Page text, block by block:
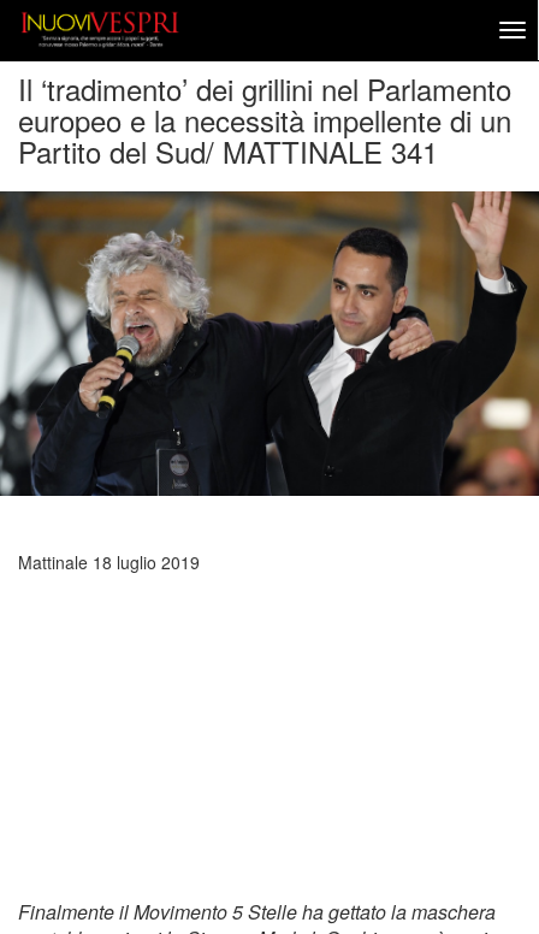
Il ‘tradimento’ dei grillini nel Parlamento
europeo e la necessità impellente di un
Partito del Sud/ MATTINALE 341
Mattinale 18 luglio 2019
Finalmente il Movimento 5 Stelle ha gettato la maschera